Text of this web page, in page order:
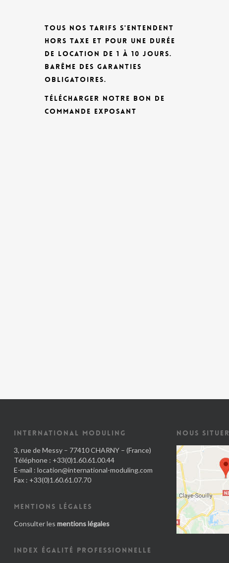
TOUS NOS TARIFS S'ENTENDENT
HORS TAXE ET POUR UNE DURÉE
DE LOCATION DE 1 À 10 JOURS.
BARÊME DES GARANTIES
OBLIGATOIRES.
TÉLÉCHARGER NOTRE BON DE
COMMANDE EXPOSANT
INTERNATIONAL MODULING
3, rue de Messy – 77410 CHARNY – (France)
Téléphone : +33(0)1.60.61.00.44
E-mail : location@international-moduling.com
Fax : +33(0)1.60.61.07.70
MENTIONS LÉGALES
Consulter les mentions légales
INDEX ÉGALITÉ PROFESSIONNELLE
NOUS SITUER